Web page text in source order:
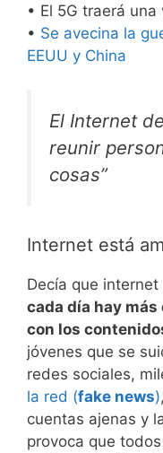
• El 5G traerá
• Se avecina la
EEUU y China
El Internet
reunir
cosas”
Internet está
Decía que
cada día hay
con los
jóvenes que se
redes sociales,
la red (fake news),
cuentas ajenas y
provoca que